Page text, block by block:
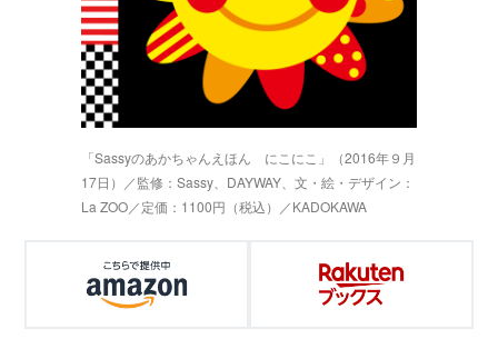
「Sassyのあかちゃんえほん にこにこ」（2016年９月
17日）／監修：Sassy、DAYWAY、文・絵・デザイン：
La ZOO／定価：1100円（税込）／KADOKAWA